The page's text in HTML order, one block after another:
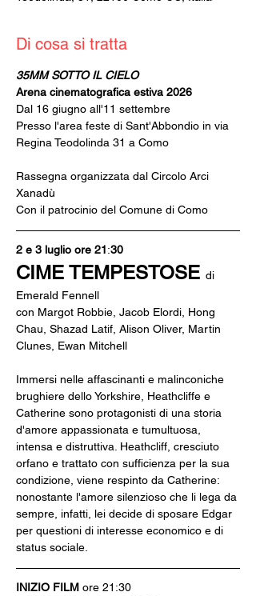
Di cosa si tratta
35MM SOTTO IL CIELO
Arena cinematografica estiva 2026
Dal 16 giugno all'11 settembre
Presso l'area feste di Sant'Abbondio in via
Regina Teodolinda 31 a Como
Rassegna organizzata dal Circolo Arci
Xanadù
Con il patrocinio del Comune di Como
2 e 3 luglio ore 21:30
CIME TEMPESTOSE di
Emerald Fennell
con Margot Robbie, Jacob Elordi, Hong
Chau, Shazad Latif, Alison Oliver, Martin
Clunes, Ewan Mitchell
Immersi nelle affascinanti e malinconiche
brughiere dello Yorkshire, Heathcliffe e
Catherine sono protagonisti di una storia
d'amore appassionata e tumultuosa,
intensa e distruttiva. Heathcliff, cresciuto
orfano e trattato con sufficienza per la sua
condizione, viene respinto da Catherine:
nonostante l'amore silenzioso che li lega da
sempre, infatti, lei decide di sposare Edgar
per questioni di interesse economico e di
status sociale.
INIZIO FILM ore 21:30